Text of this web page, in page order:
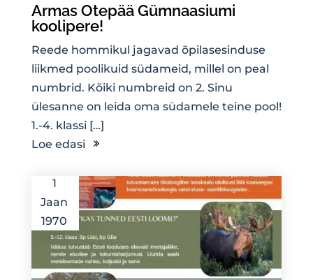
Armas Otepää Gümnaasiumi
koolipere!
Reede hommikul jagavad õpilasesinduse
liikmed poolikuid südameid, millel on peal
numbrid. Kõiki numbreid on 2. Sinu
ülesanne on leida oma südamele teine pool!
1.-4. klassi […]
Loe edasi
1
Jaan
1970